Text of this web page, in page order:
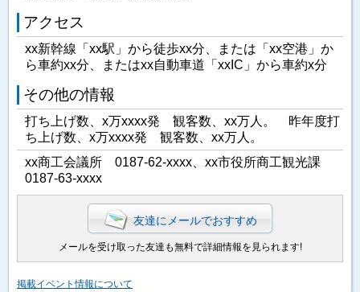
アクセス
xx新幹線「xx駅」から徒歩xx分、または「xx空港」か
ら車約xx分、またはxx自動車道「xxIC」から車約x分
その他の情報
打ち上げ数、x万xxxx発 観客数、xx万人。 昨年度打
ち上げ数、x万xxxx発 観客数、xx万人。
xx商工会議所 0187-62-xxxx、xx市役所商工観光課
0187-63-xxxx
友達にメールでおすすめ
メールを受け取った友達も無料で詳細情報を見られます!
掲載イベント情報について